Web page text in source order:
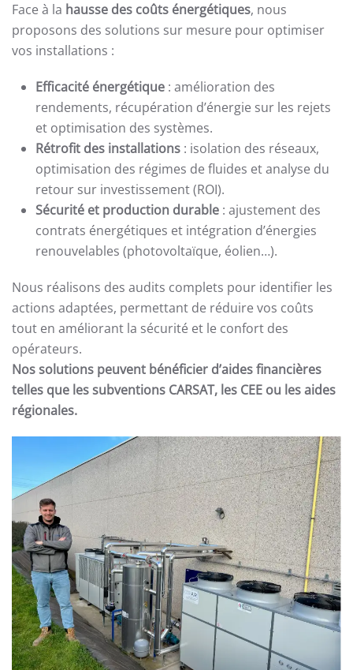
Face à la hausse des coûts énergétiques, nous
proposons des solutions sur mesure pour optimiser
vos installations :
Efficacité énergétique : amélioration des
rendements, récupération d’énergie sur les rejets
et optimisation des systèmes.
Rétrofit des installations : isolation des réseaux,
optimisation des régimes de fluides et analyse du
retour sur investissement (ROI).
Sécurité et production durable : ajustement des
contrats énergétiques et intégration d’énergies
renouvelables (photovoltaïque, éolien…).
Nous réalisons des audits complets pour identifier les
actions adaptées, permettant de réduire vos coûts
tout en améliorant la sécurité et le confort des
opérateurs.
Nos solutions peuvent bénéficier d’aides financières
telles que les subventions CARSAT, les CEE ou les aides
régionales.